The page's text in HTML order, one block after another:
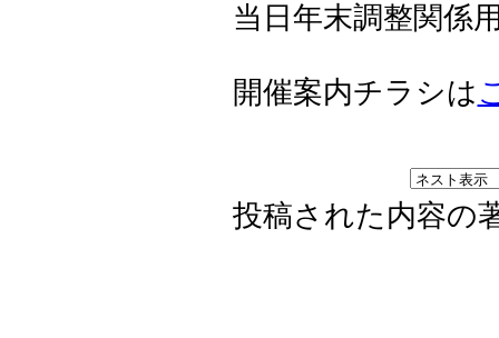
当日年末調整関係
開催案内チラシは
投稿された内容の